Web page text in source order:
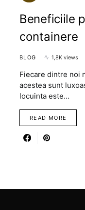
Beneficiile
containere
BLOG 1,8K views
Fiecare dintre noi
acestea sunt
locuinta este…
READ MORE